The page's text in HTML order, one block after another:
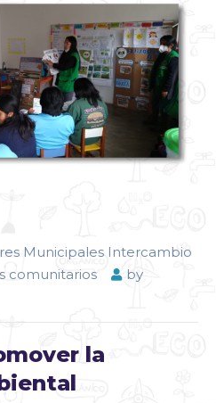
Municipales Intercambio
comunitarios
by
la